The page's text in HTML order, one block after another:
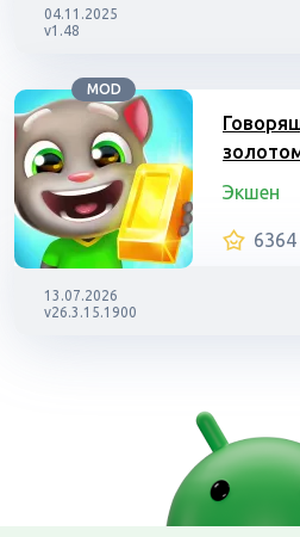
04.11.2025
v1.48
MOD
Экшен
6364
13.07.2026
v26.3.15.1900